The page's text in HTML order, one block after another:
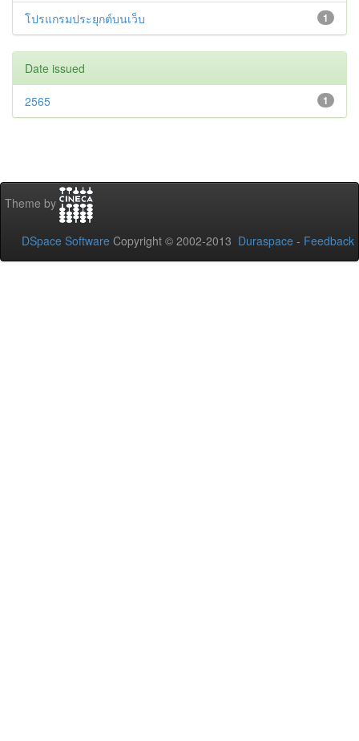
1
โปรแกรมประยุกต์บนเว็บ
Date issued
1
2565
Theme by
DSpace Software Copyright © 2002-2013 Duraspace - Feedback